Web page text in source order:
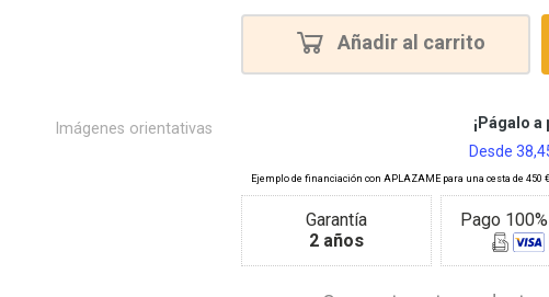
Añadir al carrito
Garantía
2 años
Pago 100%
Imágenes orientativas